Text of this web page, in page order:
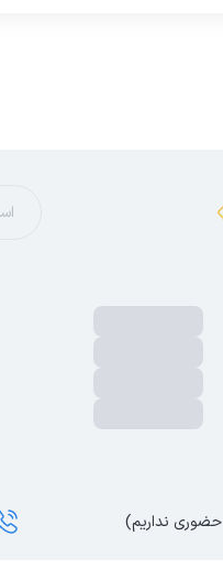
حضوری نداریم)